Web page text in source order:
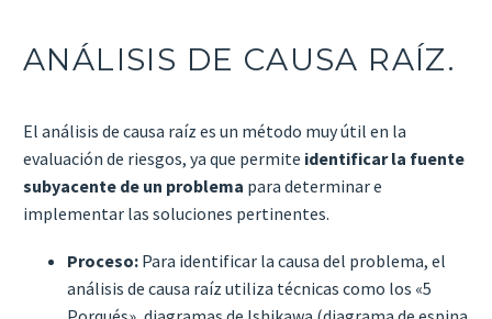
ANÁLISIS DE CAUSA RAÍZ.
El análisis de causa raíz es un método muy útil en la
evaluación de riesgos, ya que permite identificar la fuente
subyacente de un problema para determinar e
implementar las soluciones pertinentes.
Proceso: Para identificar la causa del problema, el
análisis de causa raíz utiliza técnicas como los «5